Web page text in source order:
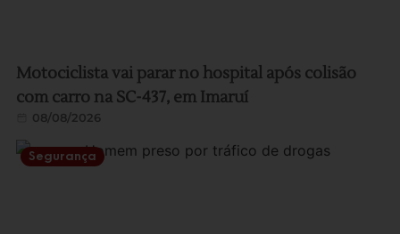
Motociclista vai parar no hospital após colisão
com carro na SC-437, em Imaruí
08/08/2026
Segurança